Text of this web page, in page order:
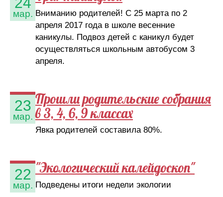
мар. Вниманию родителей! С 25 марта по 2
апреля 2017 года в школе весенние
каникулы. Подвоз детей с каникул будет
осуществляться школьным автобусом 3
апреля.
23
мар.
Прошли родительские собрания
в 3, 4, 6, 9 классах
Явка родителей составила 80%.
22
мар.
"Экологический калейдоскоп"
Подведены итоги недели экологии